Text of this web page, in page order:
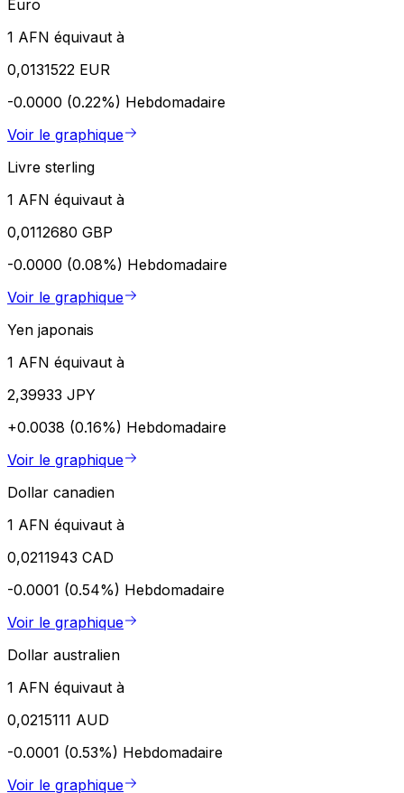
Euro
1 AFN équivaut à
0,0131522 EUR
-0.0000 (0.22%) Hebdomadaire
Voir le graphique
Livre sterling
1 AFN équivaut à
0,0112680 GBP
-0.0000 (0.08%) Hebdomadaire
Voir le graphique
Yen japonais
1 AFN équivaut à
2,39933 JPY
+0.0038 (0.16%) Hebdomadaire
Voir le graphique
Dollar canadien
1 AFN équivaut à
0,0211943 CAD
-0.0001 (0.54%) Hebdomadaire
Voir le graphique
Dollar australien
1 AFN équivaut à
0,0215111 AUD
-0.0001 (0.53%) Hebdomadaire
Voir le graphique